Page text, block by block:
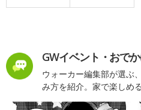
GWイベント・おで
ウォーカー編集部が選ぶ
み方を紹介。家で楽しめ